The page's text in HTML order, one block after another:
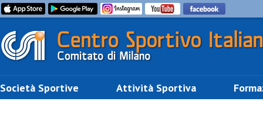
Società Sportive Attività Sportiva